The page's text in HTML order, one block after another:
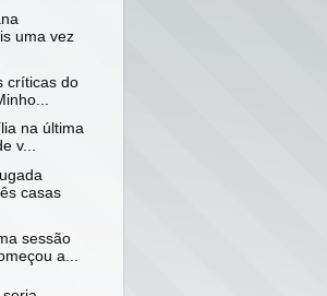
uma vez
críticas do
na última
v...
casas
sessão
a...